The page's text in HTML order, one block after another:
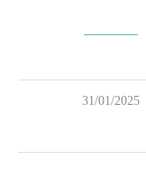
31/01/2025